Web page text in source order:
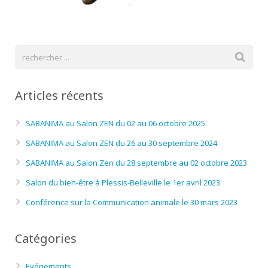
Articles récents
SABANIMA au Salon ZEN du 02 au 06 octobre 2025
SABANIMA au Salon ZEN du 26 au 30 septembre 2024
SABANIMA au Salon Zen du 28 septembre au 02 octobre 2023
Salon du bien-être à Plessis-Belleville le 1er avril 2023
Conférence sur la Communication animale le 30 mars 2023
Catégories